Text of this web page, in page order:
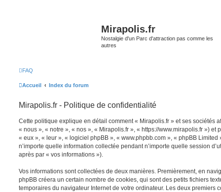
Mirapolis.fr
Nostalgie d'un Parc d'attraction pas comme les
autres
FAQ
Accueil Index du forum
Mirapolis.fr - Politique de confidentialité
Cette politique explique en détail comment « Mirapolis.fr » et ses sociétés
« nous », « notre », « nos », « Mirapolis.fr », « https://www.mirapolis.fr ») et
« eux », « leur », « logiciel phpBB », « www.phpbb.com », « phpBB
n’importe quelle information collectée pendant n’importe quelle session
après par « vos informations »).
Vos informations sont collectées de deux manières. Premièrement, en
phpBB créera un certain nombre de cookies, qui sont des petits fichiers
temporaires du navigateur Internet de votre ordinateur. Les deux premiers